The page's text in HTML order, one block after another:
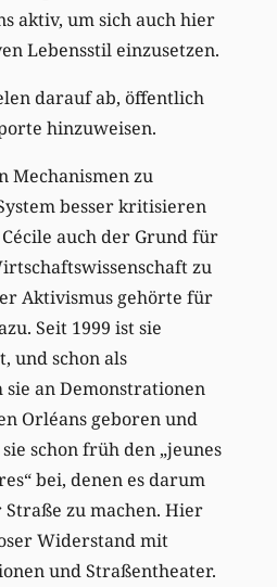
aktiv, um sich auch hier
Lebensstil einzusetzen.
darauf ab, öffentlich
hinzuweisen.
Mechanismen zu
besser kritisieren
auch der Grund für
zu
Aktivismus gehörte für
Seit 1999 ist sie
und schon als
sie an Demonstrationen
Orléans geboren und
schon früh den „jeunes
bei, denen es darum
zu machen. Hier
Widerstand mit
und Straßentheater.